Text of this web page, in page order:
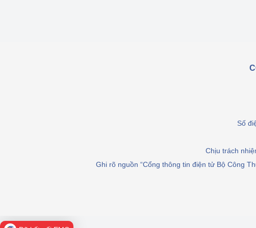
Sản
Số
Chịu trách
Ghi rõ nguồn “Cổng thông tin điện tử Bộ Công